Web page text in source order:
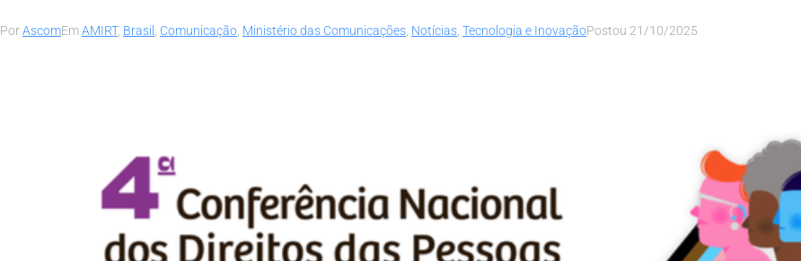
PorAscomEmAMIRT, Brasil , Comunicação, Ministério das Comunicações, Notícias, Tecnologia e InovaçãoPostou 21/10/2025